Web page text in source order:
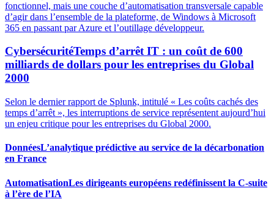
fonctionnel, mais une couche d’automatisation transversale capable
d’agir dans l’ensemble de la plateforme, de Windows à Microsoft
365 en passant par Azure et l’outillage développeur.
CybersécuritéTemps d’arrêt IT : un coût de 600
milliards de dollars pour les entreprises du Global
2000
Selon le dernier rapport de Splunk, intitulé « Les coûts cachés des
temps d’arrêt », les interruptions de service représentent aujourd’hui
un enjeu critique pour les entreprises du Global 2000.
DonnéesL’analytique prédictive au service de la décarbonation
en France
AutomatisationLes dirigeants européens redéfinissent la C-suite
à l’ère de l’IA